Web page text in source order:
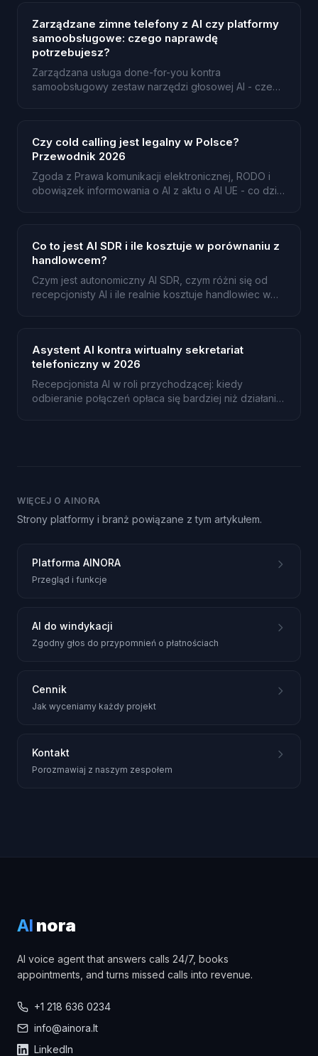
Zarządzane zimne telefony z AI czy platformy
samoobsługowe: czego naprawdę
potrzebujesz?
Zarządzana usługa done-for-you kontra
samoobsługowy zestaw narzędzi głosowej AI - czego
Czy cold calling jest legalny w Polsce?
Przewodnik 2026
Zgoda z Prawa komunikacji elektronicznej, RODO i
obowiązek informowania o AI z aktu o AI UE - co dziś
Co to jest AI SDR i ile kosztuje w porównaniu z
handlowcem?
Czym jest autonomiczny AI SDR, czym różni się od
recepcjonisty AI i ile realnie kosztuje handlowiec w
Asystent AI kontra wirtualny sekretariat
telefoniczny w 2026
Recepcjonista AI w roli przychodzącej: kiedy
odbieranie połączeń opłaca się bardziej niż działania
WIĘCEJ O AINORA
Strony platformy i branż powiązane z tym artykułem.
Platforma AINORA
Przegląd i funkcje
AI do windykacji
Zgodny głos do przypomnień o płatnościach
Cennik
Jak wyceniamy każdy projekt
Kontakt
Porozmawiaj z naszym zespołem
AI nora
AI voice agent that answers calls 24/7, books
appointments, and turns missed calls into revenue.
+1 218 636 0234
info@ainora.lt
LinkedIn